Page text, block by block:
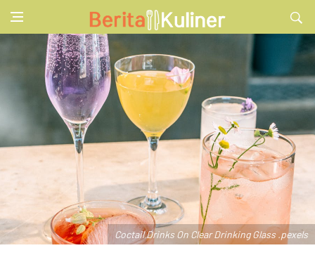
Coctail Drinks On Clear Drinking Glass .pexels